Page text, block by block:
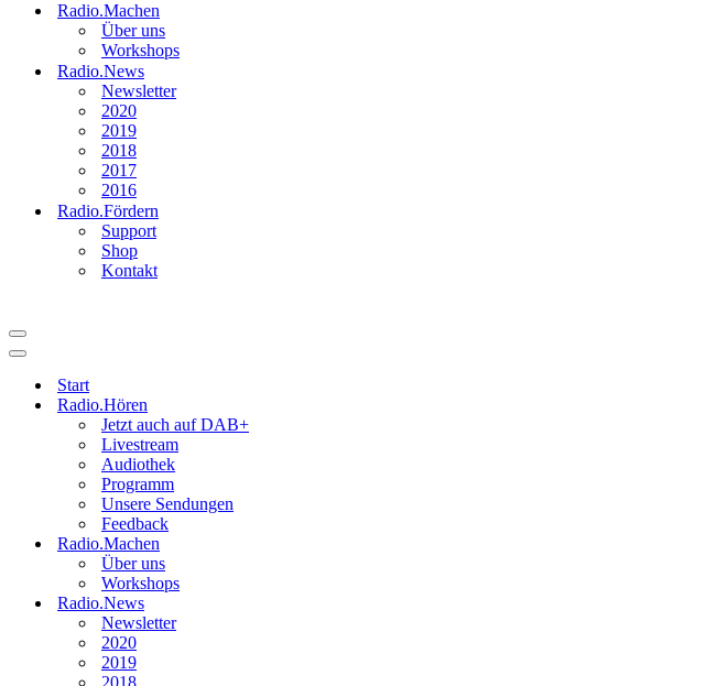
Radio.Machen
Über uns
Workshops
Radio.News
Newsletter
2020
2019
2018
2017
2016
Radio.Fördern
Support
Shop
Kontakt
Navigationsmenü
Navigationsmenü
Start
Radio.Hören
Jetzt auch auf DAB+
Livestream
Audiothek
Programm
Unsere Sendungen
Feedback
Radio.Machen
Über uns
Workshops
Radio.News
Newsletter
2020
2019
2018